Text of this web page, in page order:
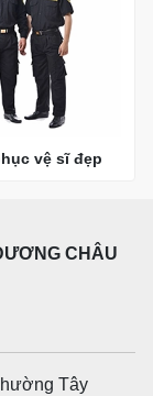
vệ sĩ đẹp
CHÂU
Tây